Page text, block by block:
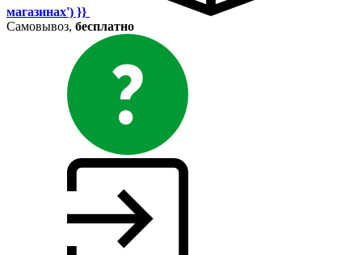
магазинах') }}
Самовывоз, бесплатно